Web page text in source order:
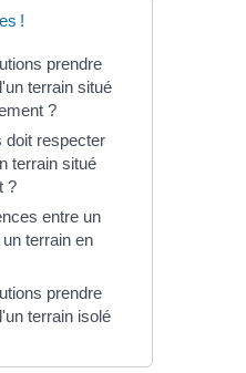
!
prendre
terrain situé
?
doit respecter
terrain situé
?
entre un
terrain en
prendre
terrain isolé